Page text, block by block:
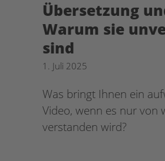
Übersetzung
Warum sie
sind
1. Juli 2025
Was bringt Ihnen ein
Video, wenn es nur von
verstanden wird?